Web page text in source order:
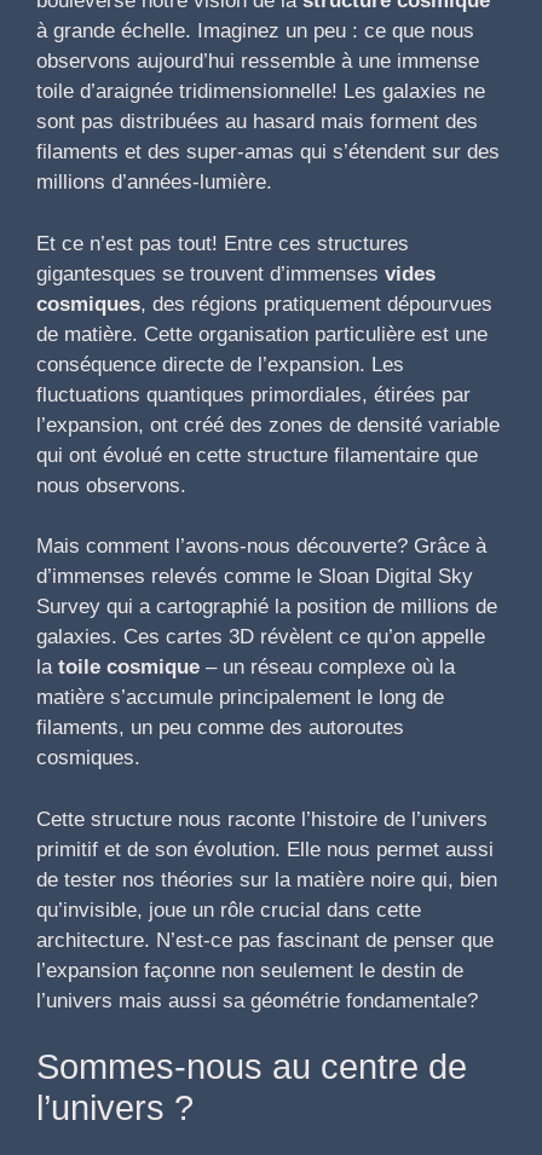
à grande échelle. Imaginez un peu : ce que nous
observons aujourd’hui ressemble à une immense
toile d’araignée tridimensionnelle! Les galaxies ne
sont pas distribuées au hasard mais forment des
filaments et des super-amas qui s’étendent sur des
millions d’années-lumière.
Et ce n’est pas tout! Entre ces structures
gigantesques se trouvent d’immenses vides
cosmiques, des régions pratiquement dépourvues
de matière. Cette organisation particulière est une
conséquence directe de l’expansion. Les
fluctuations quantiques primordiales, étirées par
l’expansion, ont créé des zones de densité variable
qui ont évolué en cette structure filamentaire que
nous observons.
Mais comment l’avons-nous découverte? Grâce à
d’immenses relevés comme le Sloan Digital Sky
Survey qui a cartographié la position de millions de
galaxies. Ces cartes 3D révèlent ce qu’on appelle
la toile cosmique – un réseau complexe où la
matière s’accumule principalement le long de
filaments, un peu comme des autoroutes
cosmiques.
Cette structure nous raconte l’histoire de l’univers
primitif et de son évolution. Elle nous permet aussi
de tester nos théories sur la matière noire qui, bien
qu’invisible, joue un rôle crucial dans cette
architecture. N’est-ce pas fascinant de penser que
l’expansion façonne non seulement le destin de
l’univers mais aussi sa géométrie fondamentale?
Sommes-nous au centre de
l’univers ?